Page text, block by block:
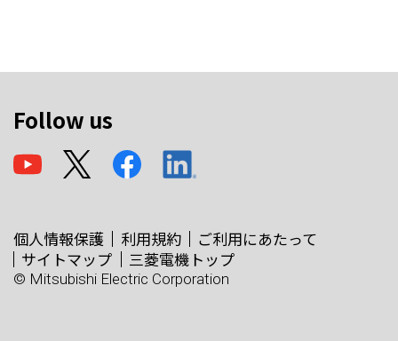
Follow us
個人情報保護 利用規約
ご利用にあたって
サイトマップ
三菱電機トップ
© Mitsubishi Electric Corporation